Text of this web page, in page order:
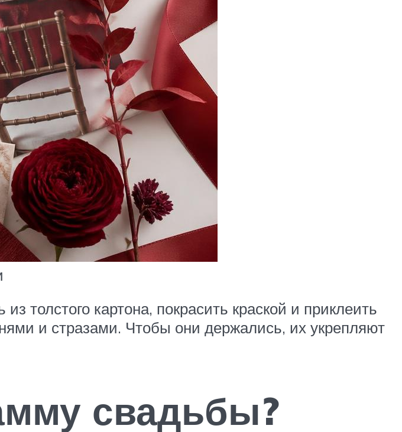
толстого картона, покрасить краской и приклеить
и стразами. Чтобы они держались, их укрепляют
свадьбы?